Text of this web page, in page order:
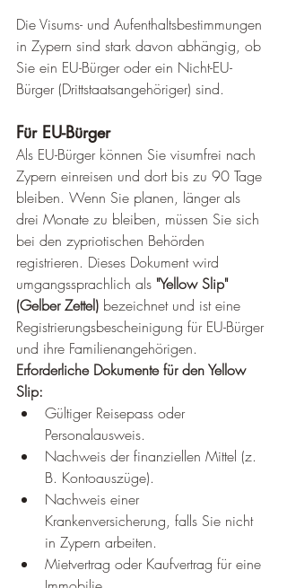
Die Visums- und Aufenthaltsbestimmungen
in Zypern sind stark davon abhängig, ob
Sie ein EU-Bürger oder ein Nicht-EU-
Bürger (Drittstaatsangehöriger) sind.
Für EU-Bürger
Als EU-Bürger können Sie visumfrei nach
Zypern einreisen und dort bis zu 90 Tage
bleiben. Wenn Sie planen, länger als
drei Monate zu bleiben, müssen Sie sich
bei den zypriotischen Behörden
registrieren. Dieses Dokument wird
umgangssprachlich als "Yellow Slip"
(Gelber Zettel) bezeichnet und ist eine
Registrierungsbescheinigung für EU-Bürger
und ihre Familienangehörigen.
Erforderliche Dokumente für den Yellow
Slip:
Gültiger Reisepass oder
Personalausweis.
Nachweis der finanziellen Mittel (z.
B. Kontoauszüge).
Nachweis einer
Krankenversicherung, falls Sie nicht
in Zypern arbeiten.
Mietvertrag oder Kaufvertrag für eine